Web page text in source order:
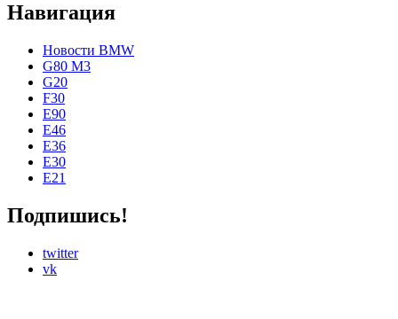
Навигация
Новости BMW
G80 M3
G20
F30
E90
E46
E36
E30
E21
Подпишись!
twitter
vk